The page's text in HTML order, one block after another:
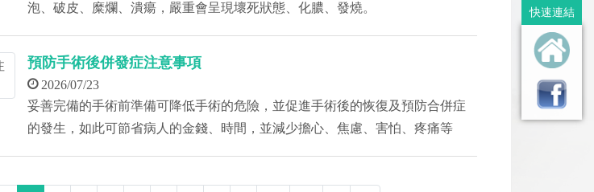
泡、破皮、糜爛、潰瘍，嚴重會呈現壞死狀態、化膿、發燒。
預防手術後併發症注意事項
2026/07/23
妥善完備的手術前準備可降低手術的危險，並促進手術後的恢復及預防合併症
的發生，如此可節省病人的金錢、時間，並減少擔心、焦慮、害怕、疼痛等
快速連結